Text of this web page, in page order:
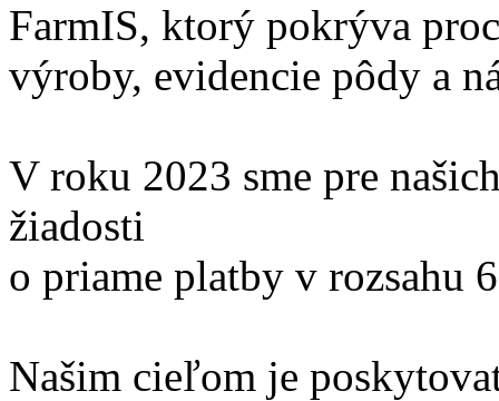
FarmIS, ktorý pokrýva
výroby, evidencie pôdy a
V roku 2023 sme pre
žiadosti
o priame platby v rozsahu
Našim cieľom je